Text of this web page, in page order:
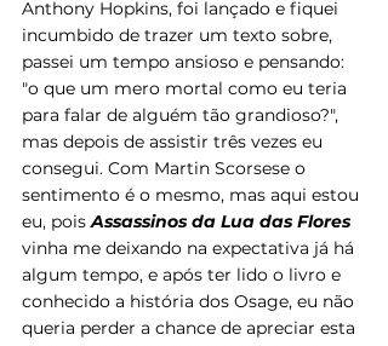
Anthony Hopkins, foi lançado e fiquei
incumbido de trazer um texto sobre,
passei um tempo ansioso e pensando:
"o que um mero mortal como eu teria
para falar de alguém tão grandioso?",
mas depois de assistir três vezes eu
consegui. Com Martin Scorsese o
sentimento é o mesmo, mas aqui estou
eu, pois Assassinos da Lua das Flores
vinha me deixando na expectativa já há
algum tempo, e após ter lido o livro e
conhecido a história dos Osage, eu não
queria perder a chance de apreciar esta